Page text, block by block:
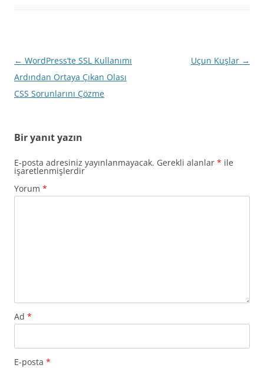
Yazı
dolaşımı
← WordPress’te SSL Kullanımı
Ardından Ortaya Çıkan Olası
CSS Sorunlarını Çözme
Uçun Kuşlar →
Bir yanıt yazın
E-posta adresiniz yayınlanmayacak. Gerekli alanlar * ile
işaretlenmişlerdir
Yorum *
Ad *
E-posta *